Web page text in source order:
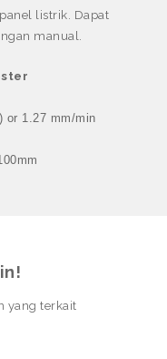
listrik. Dapat
manual.
or 1.27 mm/min
yang terkait